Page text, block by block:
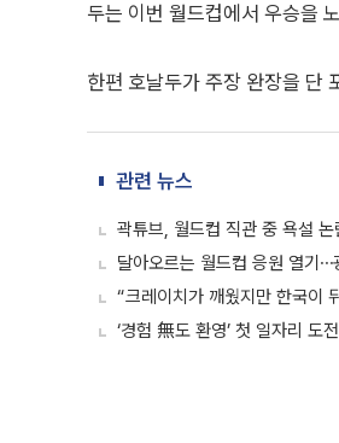
두는 이번 월드컵에서 우승을
한편 호날두가 주장 완장을 단
관련 뉴스
곽튜브, 월드컵 직관 중 욕설
달아오르는 월드컵 응원 열기
“크레이치가 깨웠지만 한국이
‘경험 無도 환영’ 첫 일자리 도